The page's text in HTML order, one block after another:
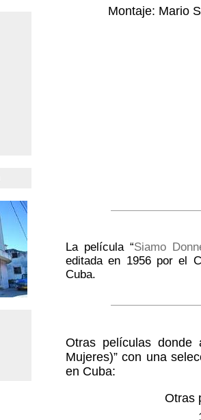
Montaje: Mario
La película “Siamo
editada en 1956 por el
Cuba.
Otras películas donde
Mujeres)” con una
en Cuba:
Otras